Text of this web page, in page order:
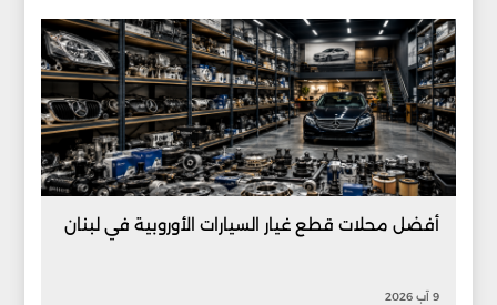
أفضل محلات قطع غيار السيارات الأوروبية في لبنان
9 آب 2026